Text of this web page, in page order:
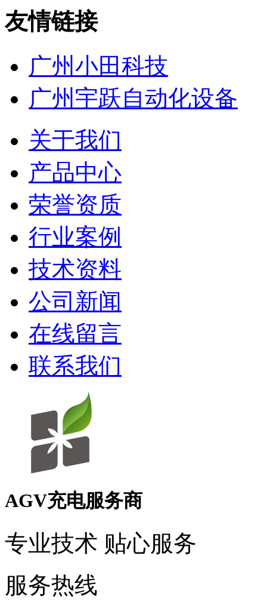
友情链接
广州小田科技
广州宇跃自动化设备
关于我们
产品中心
荣誉资质
行业案例
技术资料
公司新闻
在线留言
联系我们
AGV充电服务商
专业技术 贴心服务
服务热线